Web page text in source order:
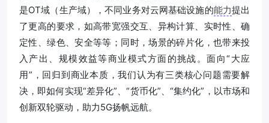
是OT域（生产域），不同业务对云网基础设施的能力提出
了更高的要求，如高带宽强交互、异构计算、实时性、确
定性、绿色、安全等等；同时，场景的碎片化，也带来投
入产出、规模效益等商业模式方面的挑战。面向“大应
用”，回归到商业本质，我们认为有三类核心问题需要解
决，即如何实现“差异化”、“货币化”、“集约化”，以市场和
创新双轮驱动，助力5G扬帆远航。